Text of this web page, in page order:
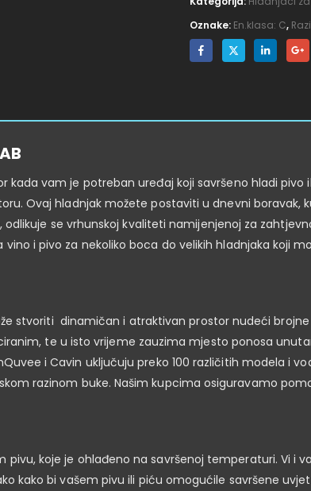
Oznake: En.klasa: C,
kada vam je potreban uređaj koji savršeno hladi
Ovaj hladnjak možete postaviti u dnevni
se vrhunskoj kvaliteti namijenjenoj za
i pivo za nekoliko boca do velikih hladnjaka koji
stvoriti dinamičan i atraktivan prostor nudeći
te u isto vrijeme zauzima mjesto ponosa
i Cavin uključuju preko 100 različitih modela i
razinom buke. Našim kupcima osiguravamo
pivu, koje je ohlađeno na savršenoj temperaturi. Vi i
kako bi vašem pivu ili piću omogućile savršene